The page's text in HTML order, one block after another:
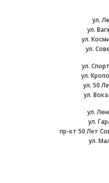
ул.
ул.
ул.
ул.
ул.
ул.
ул. 50
ул.
ул.
ул.
пр-кт 50 Лет
ул.